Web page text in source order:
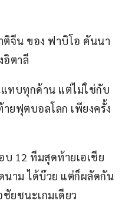
จีน ของ ฟาบิโอ คันนา
อิตาลี
ทบทุกด้าน แต่ไม่ใช่กับ
ยฟุตบอลโลก เพียงครั้ง
12 ทีมสุดท้ายเอเชีย
นาม ได้บ๊วย แต่ก็ผลัดกัน
ยชนะเกมเดียว